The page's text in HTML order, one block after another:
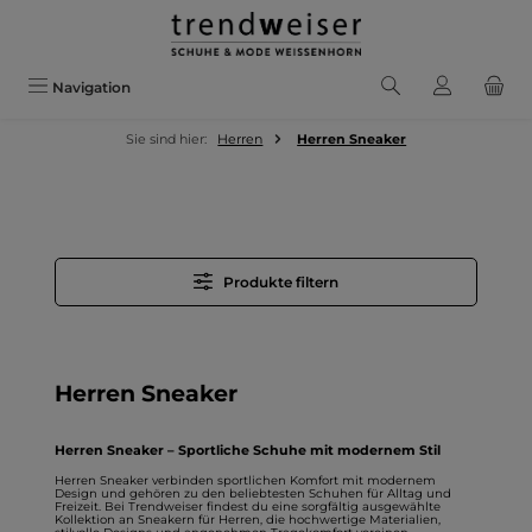
Zum Hauptinhalt springen
Navigation
Sie sind hier: Herren Herren Sneaker
Produkte filtern
Herren Sneaker
Herren Sneaker – Sportliche Schuhe mit modernem Stil
Herren Sneaker verbinden sportlichen Komfort mit modernem
Design und gehören zu den beliebtesten Schuhen für Alltag und
Freizeit. Bei Trendweiser findest du eine sorgfältig ausgewählte
Kollektion an Sneakern für Herren , die hochwertige Materialien,